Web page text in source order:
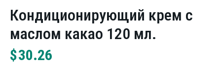
Кондиционирующий крем с
маслом какао 120 мл.
$30.26